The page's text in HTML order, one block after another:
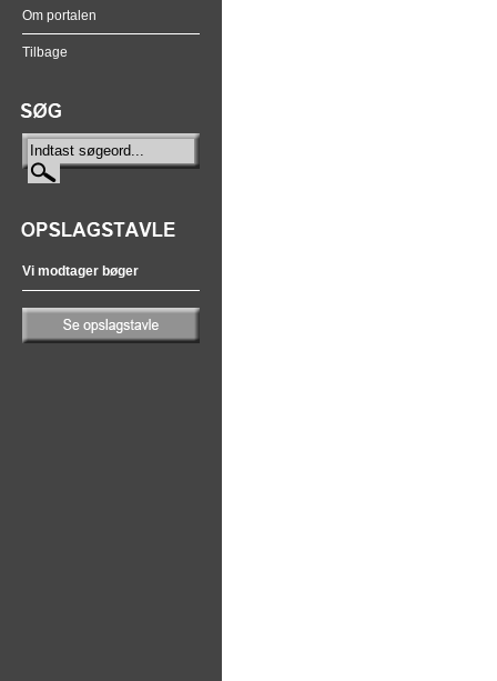
Om portalen
Tilbage
Vi modtager bøger